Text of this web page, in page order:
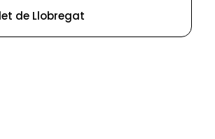
de Llobregat